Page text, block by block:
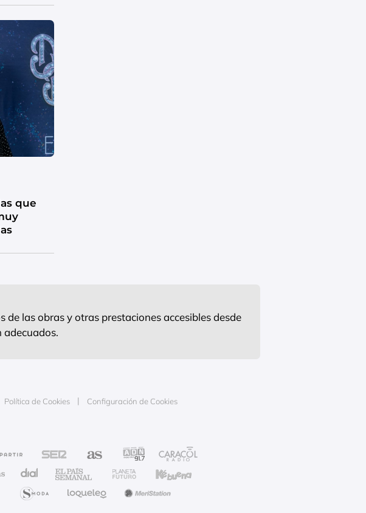
que
las obras y otras prestaciones accesibles desde
adecuados.
Política de Cookies Configuración de Cookies